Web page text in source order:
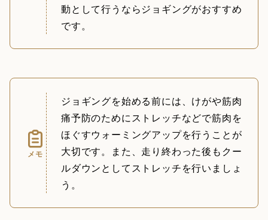
動として行うならジョギングがおすすめ
です。
メモ
ジョギングを始める前には、けがや筋肉
痛予防のためにストレッチなどで筋肉を
ほぐすウォーミングアップを行うことが
大切です。また、走り終わった後もクー
ルダウンとしてストレッチを行いましょ
う。